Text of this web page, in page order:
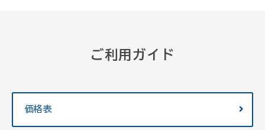
ご利用ガイド
価格表